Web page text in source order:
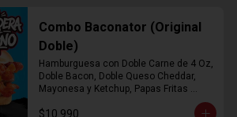
Combo Baconator (Original
Doble)
Hamburguesa con Doble Carne de 4 Oz,
Doble Bacon, Doble Queso Cheddar,
Mayonesa y Ketchup, Papas Fritas
$10.990